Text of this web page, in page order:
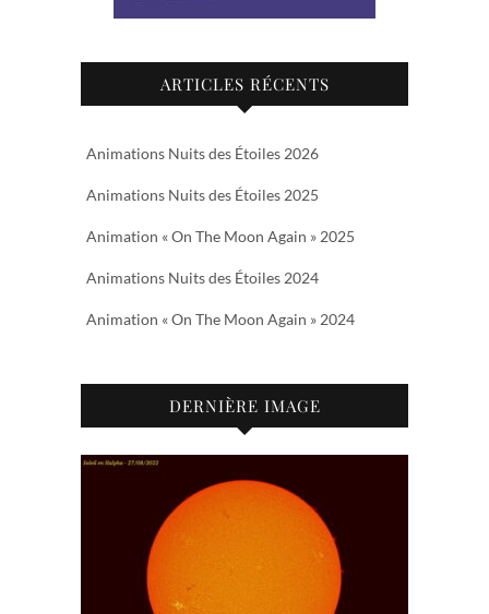
ARTICLES RÉCENTS
Animations Nuits des Étoiles 2026
Animations Nuits des Étoiles 2025
Animation « On The Moon Again » 2025
Animations Nuits des Étoiles 2024
Animation « On The Moon Again » 2024
DERNIÈRE IMAGE